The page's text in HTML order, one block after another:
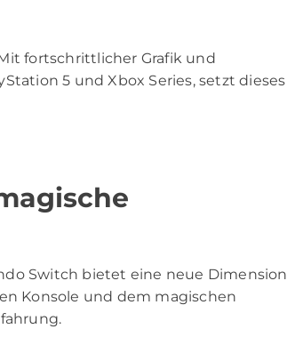
fortschrittlicher Grafik und
5 und Xbox Series, setzt dieses
Switch bietet eine neue Dimension
Konsole und dem magischen